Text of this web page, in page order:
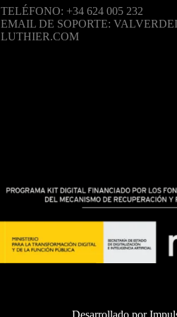
TELÉFONO: +34 624 005 232
EMAIL DE SOPORTE:
LUTHIER.COM
Desarrollado por